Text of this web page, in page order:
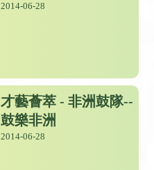
2014-06-28
才藝薈萃 - 非洲鼓隊--
鼓樂非洲
2014-06-28